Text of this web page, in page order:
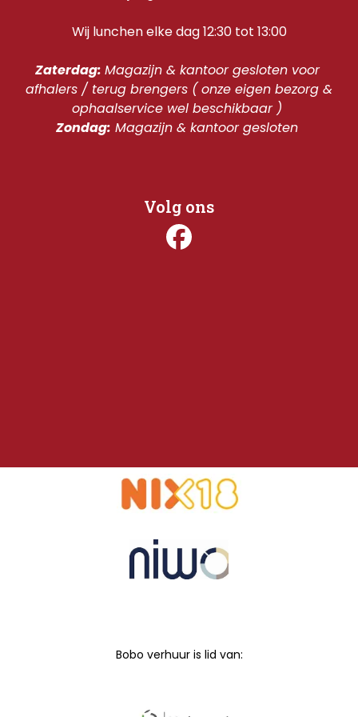
Wij lunchen elke dag 12:30 tot 13:00
Zaterdag: Magazijn & kantoor gesloten voor
afhalers / terug brengers ( onze eigen bezorg &
ophaalservice wel beschikbaar )
Zondag: Magazijn & kantoor gesloten
Volg ons
Bobo verhuur is lid van: